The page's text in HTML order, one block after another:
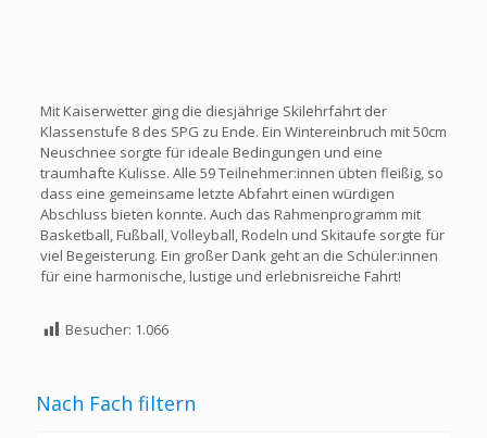
Mit Kaiserwetter ging die diesjährige Skilehrfahrt der
Klassenstufe 8 des SPG zu Ende. Ein Wintereinbruch mit 50cm
Neuschnee sorgte für ideale Bedingungen und eine
traumhafte Kulisse. Alle 59 Teilnehmer:innen übten fleißig, so
dass eine gemeinsame letzte Abfahrt einen würdigen
Abschluss bieten konnte. Auch das Rahmenprogramm mit
Basketball, Fußball, Volleyball, Rodeln und Skitaufe sorgte für
viel Begeisterung. Ein großer Dank geht an die Schüler:innen
für eine harmonische, lustige und erlebnisreiche Fahrt!
Besucher: 1.066
Nach Fach filtern